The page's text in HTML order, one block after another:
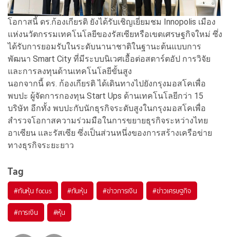
โอกาสนี้ ดร.ก้องเกียรติ ยังได้รับเชิญเยี่ยมชม Innopolis เมือง
แห่งนวัตกรรมเทคโนโลยีของรัสเซียหรือเขตเศรษฐกิจใหม่ ซึ่ง
ได้รับการยอมรับในระดับนานาชาติในฐานะต้นแบบการ
พัฒนา Smart City ที่มีระบบนิเวศเอื้อต่อสตาร์ตอัป การวิจัย
และการลงทุนด้านเทคโนโลยีขั้นสูง
นอกจากนี้ ดร. ก้องเกียรติ ได้เดินทางไปยังกรุงมอสโคเพื่อ
พบปะ ผู้จัดการกองทุน Start Ups ด้านเทคโนโลยีกว่า 15
บริษัท อีกทั้ง พบปะกับนักธุรกิจระดับสูงในกรุงมอสโคเพื่อ
สำรวจโอกาสความร่วมมือในการขยายธุรกิจระหว่างไทย
อาเซียน และรัสเซีย ซึ่งเป็นส่วนหนึ่งของการสร้างเครือข่าย
ทางธุรกิจระยะยาว
Tag
#ทันหุ้น focus #ทันหุ้น #ข่าวการเงิน #ข่าวเศรษฐกิจ
#การเงิน #หุ้น